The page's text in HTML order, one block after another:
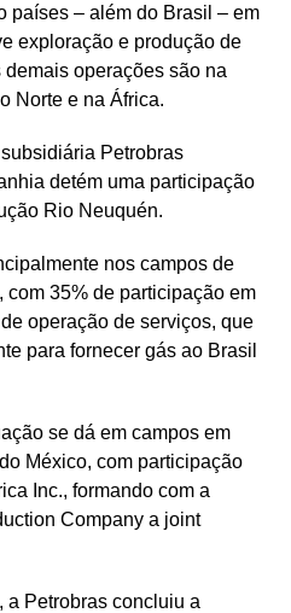
países – além do Brasil – em
exploração e produção de
operações são na
Norte e na África.
Petrobras
detém uma participação
Rio Neuquén.
nos campos de
com 35% de participação em
operação de serviços, que
para fornecer gás ao Brasil
se dá em campos em
México, com participação
Inc., formando com a
Company a joint
a Petrobras concluiu a